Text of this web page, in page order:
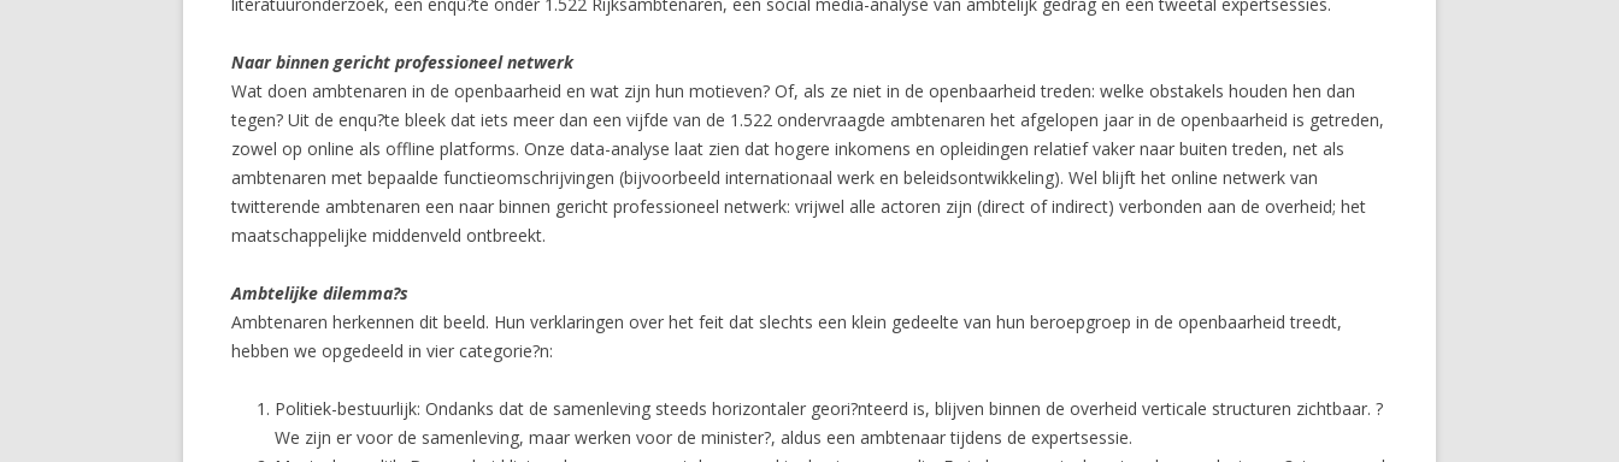
Naar binnen gericht professioneel netwerk
Wat doen ambtenaren in de openbaarheid en wat zijn hun motieven? Of, als ze niet in de openbaarheid treden: welke obstakels houden hen dan
tegen? Uit de enqu?te bleek dat iets meer dan een vijfde van de 1.522 ondervraagde ambtenaren het afgelopen jaar in de openbaarheid is getreden,
zowel op online als offline platforms. Onze data-analyse laat zien dat hogere inkomens en opleidingen relatief vaker naar buiten treden, net als
ambtenaren met bepaalde functieomschrijvingen (bijvoorbeeld internationaal werk en beleidsontwikkeling). Wel blijft het online netwerk van
twitterende ambtenaren een naar binnen gericht professioneel netwerk: vrijwel alle actoren zijn (direct of indirect) verbonden aan de overheid; het
maatschappelijke middenveld ontbreekt.
Ambtelijke dilemma?s
Ambtenaren herkennen dit beeld. Hun verklaringen over het feit dat slechts een klein gedeelte van hun beroepgroep in de openbaarheid treedt,
hebben we opgedeeld in vier categorie?n:
Politiek-bestuurlijk: Ondanks dat de samenleving steeds horizontaler geori?nteerd is, blijven binnen de overheid verticale structuren zichtbaar. ?
We zijn er voor de samenleving, maar werken voor de minister?, aldus een ambtenaar tijdens de expertsessie.